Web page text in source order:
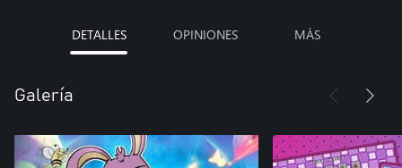
DETALLES OPINIONES MÁS
Galería